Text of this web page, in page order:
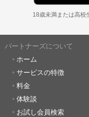
18歳未満または高校
パートナーズについて
ホーム
サービスの特徴
料金
体験談
お試し会員検索